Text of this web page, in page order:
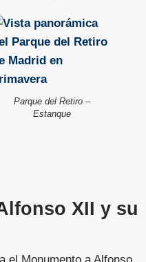
Parque del Retiro –
Estanque
XII y su